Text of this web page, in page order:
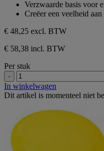
sterren.
Verzwaarde basis voor
Creëer een veelheid
€ 48,25 excl. BTW
€ 58,38 incl. BTW
Per stuk
-
In winkelwagen
Dit artikel is momenteel niet